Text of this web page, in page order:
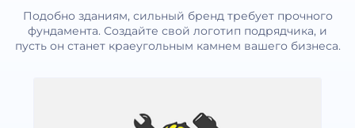
Подобно зданиям, сильный бренд требует прочного
фундамента. Создайте свой логотип подрядчика, и
пусть он станет краеугольным камнем вашего бизнеса.